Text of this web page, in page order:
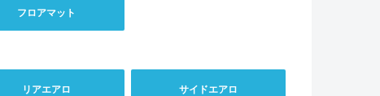
フロアマット
リアエアロ サイドエアロ